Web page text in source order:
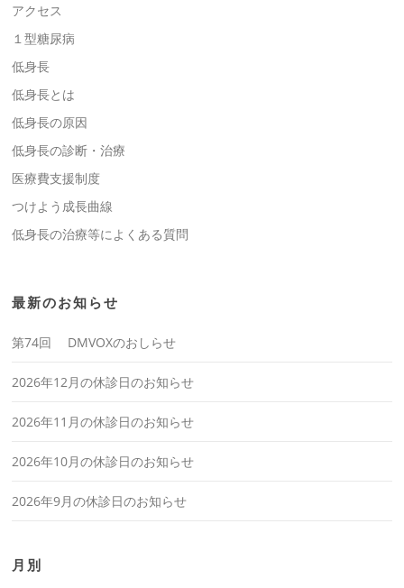
アクセス
１型糖尿病
低身長
低身長とは
低身長の原因
低身長の診断・治療
医療費支援制度
つけよう成長曲線
低身長の治療等によくある質問
最新のお知らせ
第74回 DMVOXのおしらせ
2026年12月の休診日のお知らせ
2026年11月の休診日のお知らせ
2026年10月の休診日のお知らせ
2026年9月の休診日のお知らせ
月別